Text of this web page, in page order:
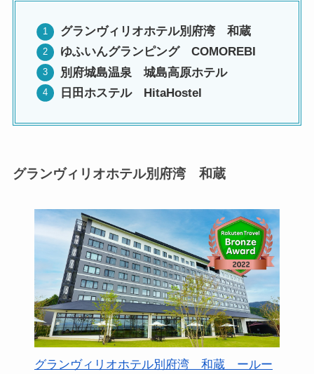
グランヴィリオホテル別府湾 和蔵
ゆふいんグランピング COMOREBI
別府城島温泉 城島高原ホテル
日田ホステル HitaHostel
グランヴィリオホテル別府湾 和蔵
グランヴィリオホテル別府湾 和蔵 ールー